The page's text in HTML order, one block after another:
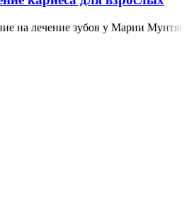
на лечение зубов у Марии Мунтян